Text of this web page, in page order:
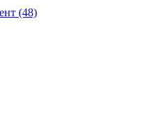
(48)